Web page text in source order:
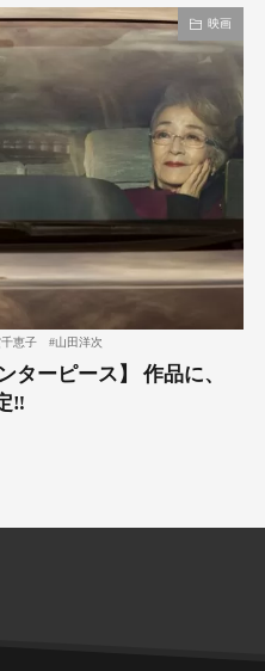
映画
恵子 #山田洋次
ターピース】 作品に、
‼